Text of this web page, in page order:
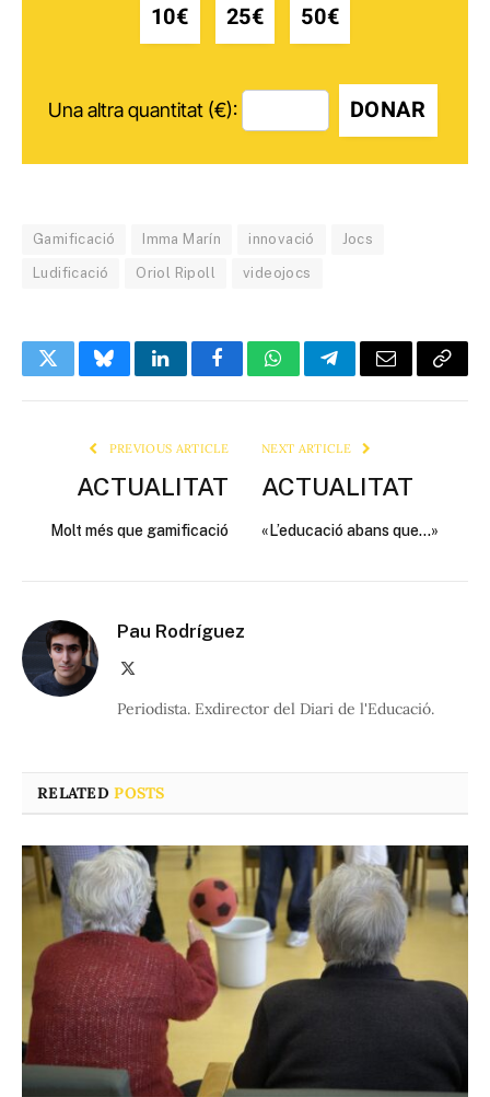
10€ 25€ 50€
Una altra quantitat (€): DONAR
Gamificació Imma Marín innovació Jocs
Ludificació Oriol Ripoll videojocs
TwitterBlueskyLinkedInFacebookWhatsAppTelegramEmail Copy
PREVIOUS ARTICLE
ACTUALITAT
Molt més que gamificació
NEXT ARTICLE
ACTUALITAT
«L’educació abans que…»
Pau Rodríguez
Periodista. Exdirector del Diari de l'Educació.
RELATEDPOSTS